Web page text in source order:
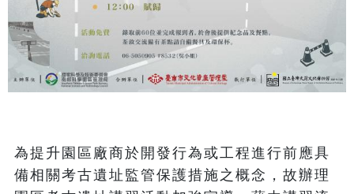
為提升園區廠商於開發行為或工程進行前應具
備相關考古遺址監管保護措施之概念，故辦理